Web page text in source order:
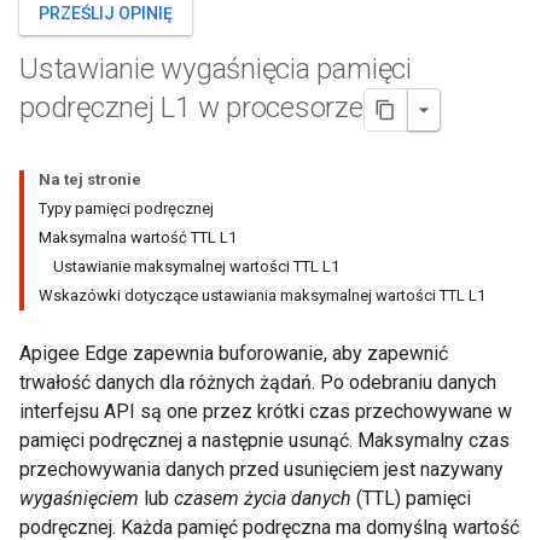
PRZEŚLIJ OPINIĘ
Ustawianie wygaśnięcia pamięci
podręcznej L1 w procesorze
Na tej stronie
Typy pamięci podręcznej
Maksymalna wartość TTL L1
Ustawianie maksymalnej wartości TTL L1
Wskazówki dotyczące ustawiania maksymalnej wartości TTL L1
Apigee Edge zapewnia buforowanie, aby zapewnić
trwałość danych dla różnych żądań. Po odebraniu danych
interfejsu API są one przez krótki czas przechowywane w
pamięci podręcznej a następnie usunąć. Maksymalny czas
przechowywania danych przed usunięciem jest nazywany
wygaśnięciem lub czasem życia danych (TTL) pamięci
podręcznej. Każda pamięć podręczna ma domyślną wartość